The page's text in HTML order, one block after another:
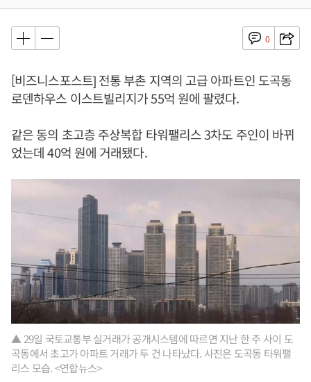
0
[비즈니스포스트] 전통 부촌 지역의 고급 아파트인 도곡동
로덴하우스 이스트빌리지가 55억 원에 팔렸다.
같은 동의 초고층 주상복합 타워팰리스 3차도 주인이 바뀌
었는데 40억 원에 거래됐다.
▲ 29일 국토교통부 실거래가 공개시스템에 따르면 지난 한 주 사이 도
곡동에서 초고가 아파트 거래가 두 건 나타났다. 사진은 도곡동 타워팰
리스 모습. <연합뉴스>